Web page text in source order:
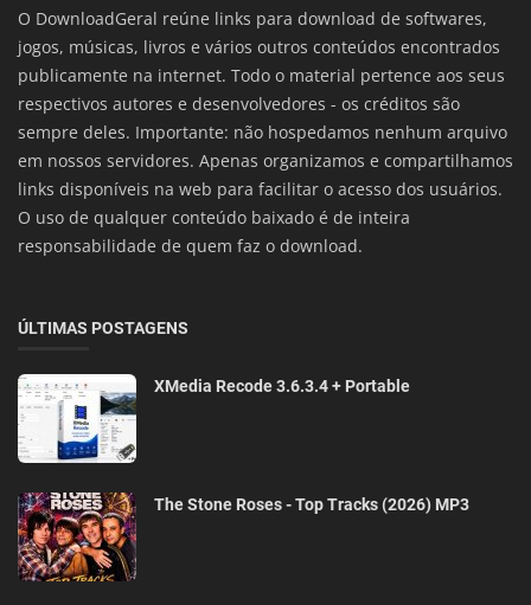
O DownloadGeral reúne links para download de softwares,
jogos, músicas, livros e vários outros conteúdos encontrados
publicamente na internet. Todo o material pertence aos seus
respectivos autores e desenvolvedores - os créditos são
sempre deles. Importante: não hospedamos nenhum arquivo
em nossos servidores. Apenas organizamos e compartilhamos
links disponíveis na web para facilitar o acesso dos usuários.
O uso de qualquer conteúdo baixado é de inteira
responsabilidade de quem faz o download.
ÚLTIMAS POSTAGENS
XMedia Recode 3.6.3.4 + Portable
The Stone Roses - Top Tracks (2026) MP3